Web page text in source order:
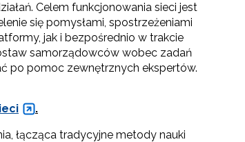
Celem funkcjonowania sieci jest
się pomysłami, spostrzeżeniami
jak i bezpośrednio w trakcie
samorządowców wobec zadań
po pomoc zewnętrznych ekspertów.
.
łącząca tradycyjne metody nauki